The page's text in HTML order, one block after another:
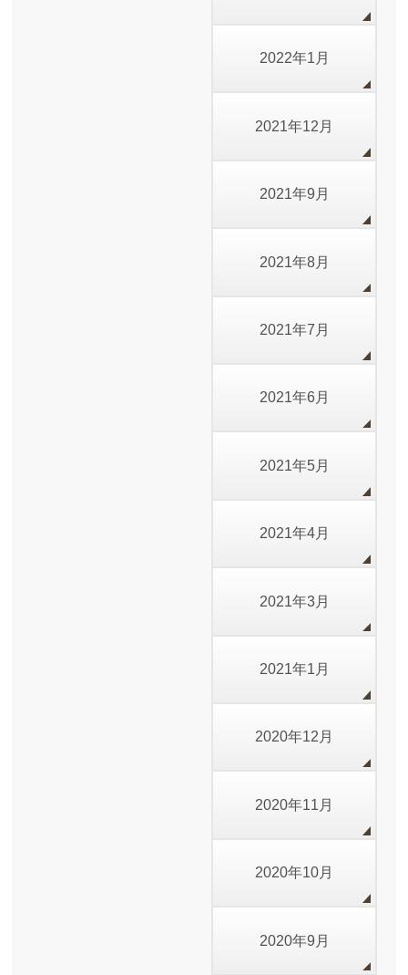
2022年1月
2021年12月
2021年9月
2021年8月
2021年7月
2021年6月
2021年5月
2021年4月
2021年3月
2021年1月
2020年12月
2020年11月
2020年10月
2020年9月